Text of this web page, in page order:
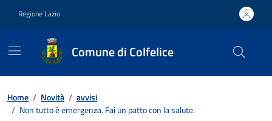
Regione Lazio
Comune di Colfelice
Contenuti in evidenza
Home / Novità / avvisi
/ Non tutto è emergenza. Fai un patto con la salute.